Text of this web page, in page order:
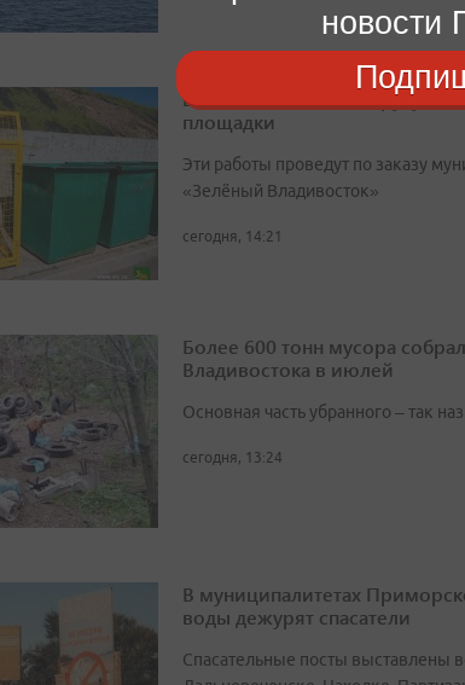
Во Владивостоке оборудуют
площадки
Эти работы проведут по заказу
«Зелёный Владивосток»
сегодня, 14:21
Более 600 тонн мусора
Владивостока в июлей
Основная часть убранного – так
сегодня, 13:24
В муниципалитетах
воды дежурят спасатели
Спасательные посты выставлены
новости